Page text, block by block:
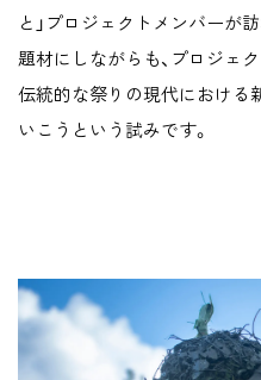
と」プロジェクトメンバーが
題材にしながらも、プロジェ
伝統的な祭りの現代における
いこうという試みです。